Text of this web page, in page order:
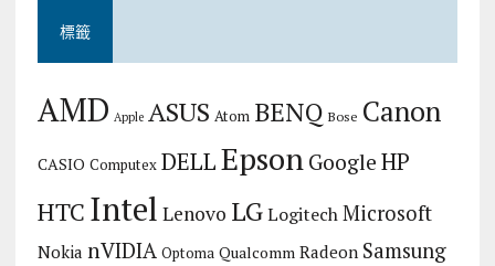
標籤
AMD Apple ASUS Atom BENQ Bose Canon
CASIO Computex DELLEpson Google HP
HTC Intel Lenovo LG Logitech Microsoft
Nokia nVIDIA Optoma Qualcomm Radeon Samsung